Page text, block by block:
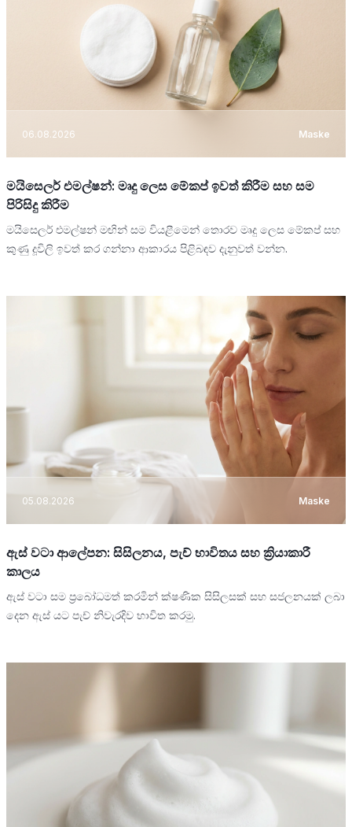
06.08.2026 Maske
මයිසෙලර් එමල්ෂන්: මෘදු ලෙස මේකප් ඉවත් කිරීම සහ සම
පිරිසිදු කිරීම
මයිසෙලර් එමල්ෂන් මඟින් සම වියළීමෙන් තොරව මෘදු ලෙස මේකප් සහ
කුණු දූවිලි ඉවත් කර ගන්නා ආකාරය පිළිබඳව දැනුවත් වන්න.
05.08.2026 Maske
ඇස් වටා ආලේපන: සිසිලනය, පැච් භාවිතය සහ ක්‍රියාකාරී
කාලය
ඇස් වටා සම ප්‍රබෝධමත් කරමින් ක්ෂණික සිසිලසක් සහ සජලනයක් ලබා
දෙන ඇස් යට පැච් නිවැරදිව භාවිත කරමු.